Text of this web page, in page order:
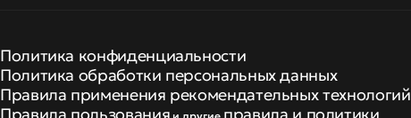
Политика конфиденциальности
Политика обработки персональных данных
Правила применения рекомендательных технологий